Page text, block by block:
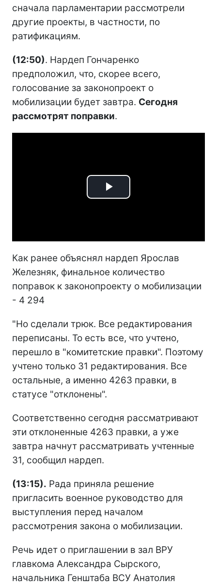
сначала парламентарии рассмотрели
другие проекты, в частности, по
ратификациям.
(12:50). Нардеп Гончаренко
предположил, что, скорее всего,
голосование за законопроект о
мобилизации будет завтра. Сегодня
рассмотрят поправки.
Play
Как ранее объяснял нардеп Ярослав
Железняк, финальное количество
поправок к законопроекту о мобилизации
- 4 294
"Но сделали трюк. Все редактирования
переписаны. То есть все, что учтено,
перешло в "комитетские правки". Поэтому
учтено только 31 редактирования. Все
остальные, а именно 4263 правки, в
статусе "отклонены".
Соответственно сегодня рассматривают
эти отклоненные 4263 правки, а уже
завтра начнут рассматривать учтенные
31, сообщил нардеп.
(13:15). Рада приняла решение
пригласить военное руководство для
выступления перед началом
рассмотрения закона о мобилизации.
Речь идет о приглашении в зал ВРУ
главкома Александра Сырского,
начальника Генштаба ВСУ Анатолия